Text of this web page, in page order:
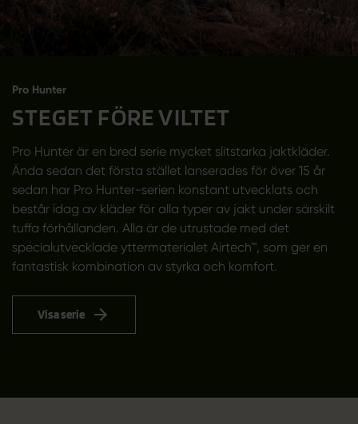
Pro Hunter
STEGET FÖRE VILTET
Pro Hunter är en bred serie mycket slitstarka jaktkläder.
Ända sedan det första stället lanserades för över 15 år
sedan har Pro Hunter-serien konstant utvecklats och
består idag av kläder för alla typer av jakt under särskilt
tuffa förhållanden. Alla är de utrustade med det
specialutvecklade yttermaterialet Airtech™, som ger en
fantastisk kombination av styrka och komfort.
Visa serie